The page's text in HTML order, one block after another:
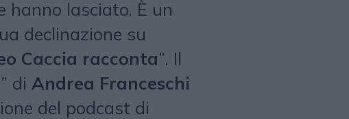
hanno lasciato. È un
declinazione su
Caccia racconta”. Il
” di Andrea Franceschi
del podcast di